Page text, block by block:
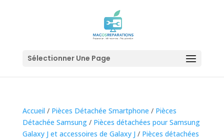
Sélectionner Une Page
Accueil / Pièces Détachée Smartphone / Pièces
Détachée Samsung/ Pièces détachées pour Samsung
Galaxy J et accessoires de Galaxy J / Pièces détachées